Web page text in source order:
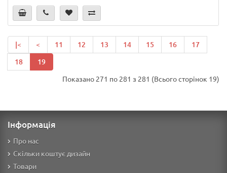
|< < 11 12 13 14 15 16
17
18
19
Показано 271 по 281 з 281 (Всього сторінок 19)
Інформація
Про нас
Скільки коштує дизайн
Товари